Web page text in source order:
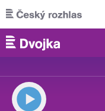
Přejít k hlavnímu obsahu